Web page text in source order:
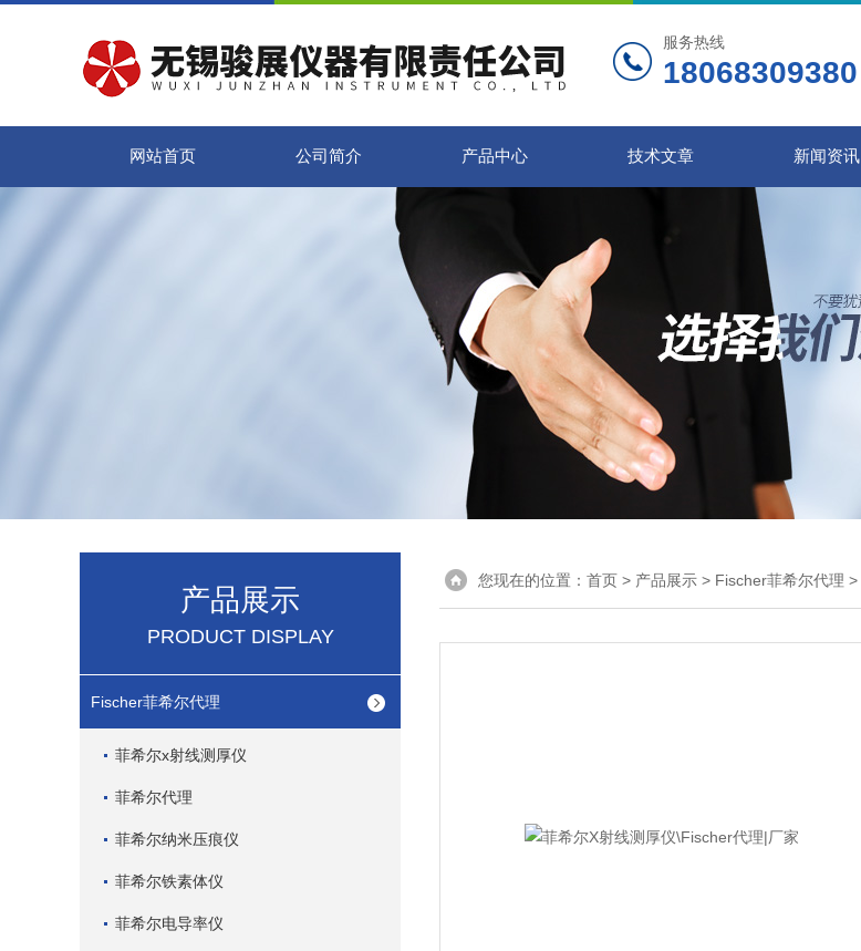
服务热线
18068309380
网站首页 公司简介 产品中心 技术文章 新闻资讯
产品展示
PRODUCT DISPLAY
Fischer菲希尔代理
菲希尔x射线测厚仪
菲希尔代理
菲希尔纳米压痕仪
菲希尔铁素体仪
菲希尔电导率仪
您现在的位置： 首页 > 产品展示 > Fischer菲希尔代理 >